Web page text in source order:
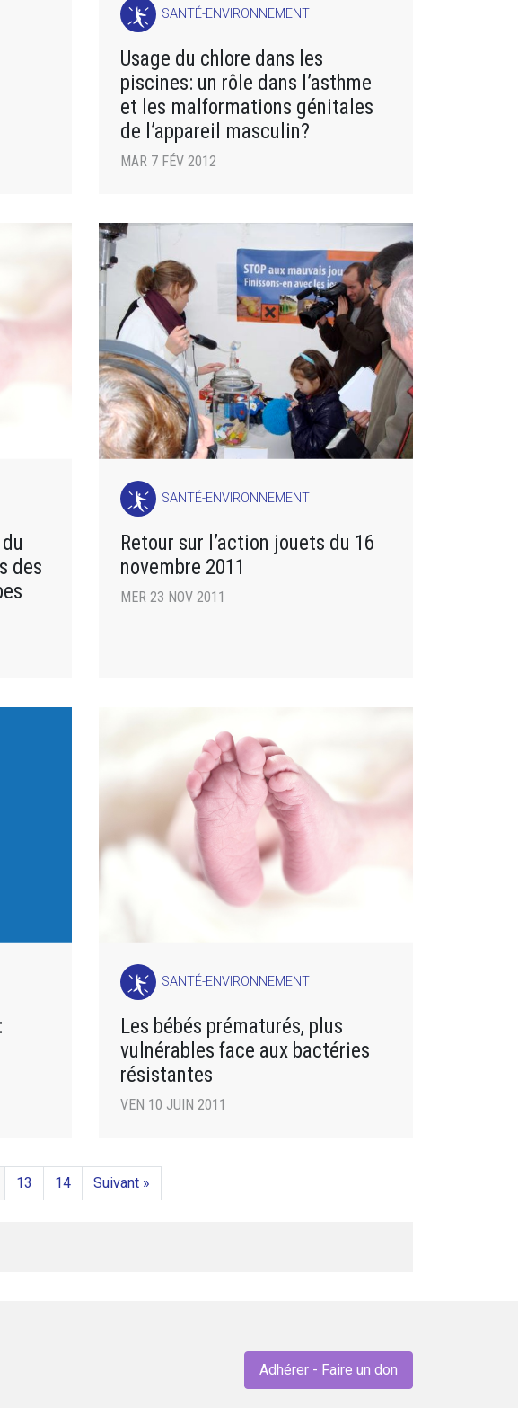
SANTÉ-ENVIRONNEMENT
Usage du chlore dans les
piscines: un rôle dans l’asthme
et les malformations génitales
de l’appareil masculin?
MAR 7 FÉV 2012
des
SANTÉ-ENVIRONNEMENT
Retour sur l’action jouets du 16
novembre 2011
MER 23 NOV 2011
SANTÉ-ENVIRONNEMENT
Les bébés prématurés, plus
vulnérables face aux bactéries
résistantes
VEN 10 JUIN 2011
13 14 Suivant »
Adhérer - Faire un don